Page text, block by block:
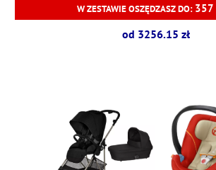
W ZESTAWIE OSZĘDZASZ DO: 357
od 3256.15 zł